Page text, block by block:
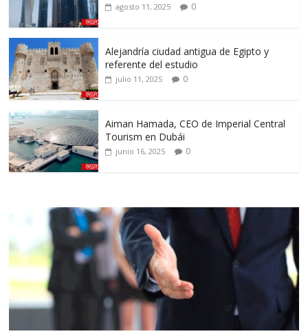
agosto 11, 2025 0
Alejandría ciudad antigua de Egipto y
referente del estudio
julio 11, 2025 0
Aiman Hamada, CEO de Imperial Central
Tourism en Dubái
junio 16, 2025 0